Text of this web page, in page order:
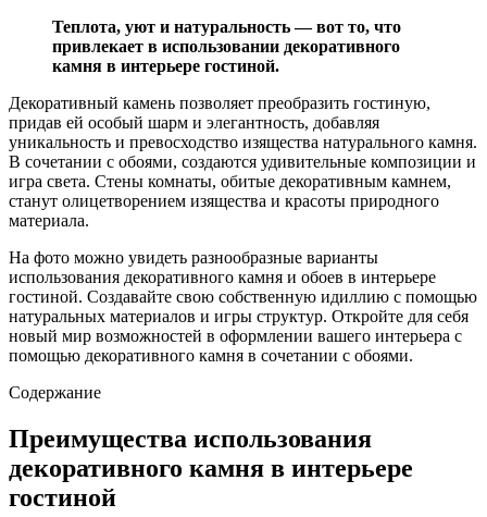
Теплота, уют и натуральность — вот то, что
привлекает в использовании декоративного
камня в интерьере гостиной.
Декоративный камень позволяет преобразить гостиную,
придав ей особый шарм и элегантность, добавляя
уникальность и превосходство изящества натурального камня.
В сочетании с обоями, создаются удивительные композиции и
игра света. Стены комнаты, обитые декоративным камнем,
станут олицетворением изящества и красоты природного
материала.
На фото можно увидеть разнообразные варианты
использования декоративного камня и обоев в интерьере
гостиной. Создавайте свою собственную идиллию с помощью
натуральных материалов и игры структур. Откройте для себя
новый мир возможностей в оформлении вашего интерьера с
помощью декоративного камня в сочетании с обоями.
Содержание
Преимущества использования
декоративного камня в интерьере
гостиной